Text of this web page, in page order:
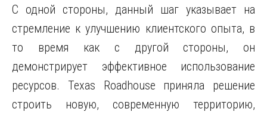
С одной стороны, данный шаг указывает на
стремление к улучшению клиентского опыта, в
то время как с другой стороны, он
демонстрирует эффективное использование
ресурсов. Texas Roadhouse приняла решение
строить новую, современную территорию,